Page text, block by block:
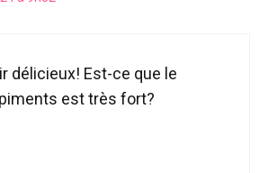
délicieux! Est-ce que le
est très fort?